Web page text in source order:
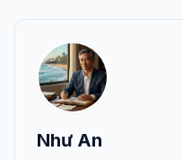
Như An